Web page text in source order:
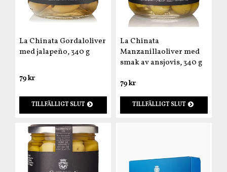
La Chinata Gordaloliver
med jalapeño, 340 g
79 kr
TILLFÄLLIGT SLUT
La Chinata
Manzanillaoliver med
smak av ansjovis, 340 g
79 kr
TILLFÄLLIGT SLUT